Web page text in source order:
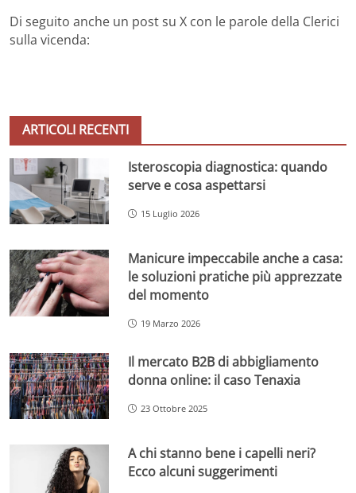
Di seguito anche un post su X con le parole della Clerici
sulla vicenda:
ARTICOLI RECENTI
Isteroscopia diagnostica: quando
serve e cosa aspettarsi
15 Luglio 2026
Manicure impeccabile anche a casa:
le soluzioni pratiche più apprezzate
del momento
19 Marzo 2026
Il mercato B2B di abbigliamento
donna online: il caso Tenaxia
23 Ottobre 2025
A chi stanno bene i capelli neri?
Ecco alcuni suggerimenti